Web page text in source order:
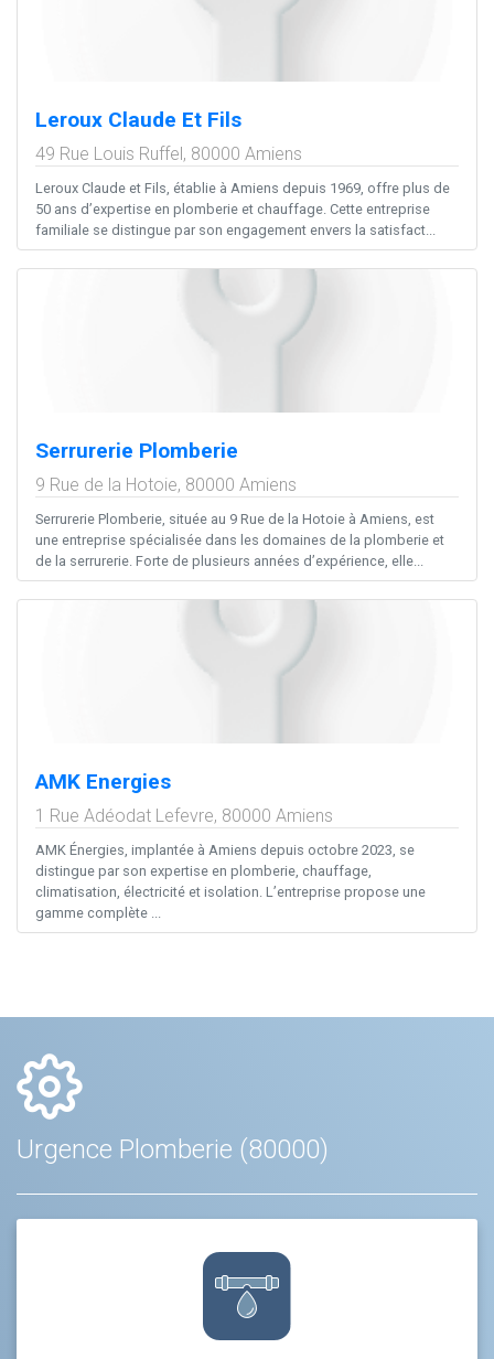
Leroux Claude Et Fils
49 Rue Louis Ruffel, 80000 Amiens
Leroux Claude et Fils, établie à Amiens depuis 1969, offre plus de
50 ans d’expertise en plomberie et chauffage. Cette entreprise
familiale se distingue par son engagement envers la satisfact...
Serrurerie Plomberie
9 Rue de la Hotoie, 80000 Amiens
Serrurerie Plomberie, située au 9 Rue de la Hotoie à Amiens, est
une entreprise spécialisée dans les domaines de la plomberie et
de la serrurerie. Forte de plusieurs années d’expérience, elle...
AMK Energies
1 Rue Adéodat Lefevre, 80000 Amiens
AMK Énergies, implantée à Amiens depuis octobre 2023, se
distingue par son expertise en plomberie, chauffage,
climatisation, électricité et isolation. L’entreprise propose une
gamme complète ...
Urgence Plomberie (80000)